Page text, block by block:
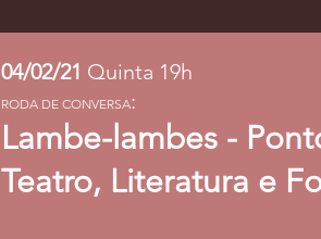
04/02/21 Quinta 19h
RODA DE CONVERSA:
Lambe-lambes -
Teatro, Literatura e